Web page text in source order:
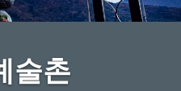
술촌